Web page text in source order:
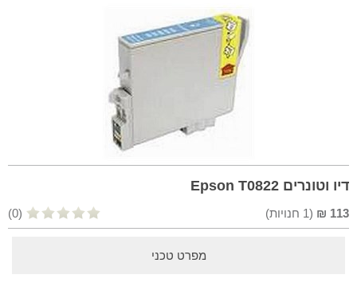
דיו וטונרים Epson T0822
113
₪
(
1 חנויות) (0)
מפרט טכני